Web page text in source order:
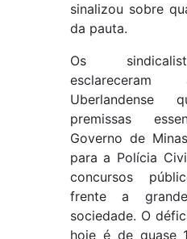
sinalizou sobre
da pauta.
Os
premissas
Governo de
para a Polícia
concursos
frente a
sociedade. O
hoje é de quase